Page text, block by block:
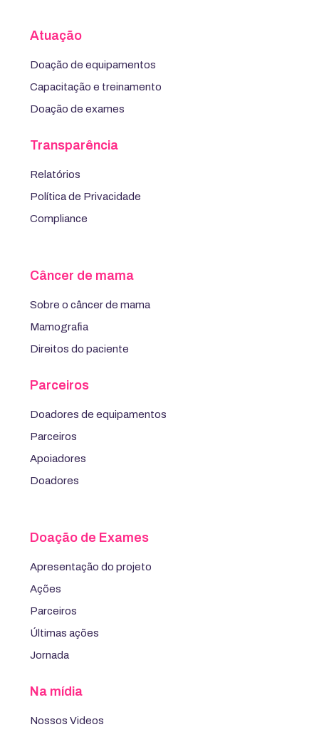
Atuação
Doação de equipamentos
Capacitação e treinamento
Doação de exames
Transparência
Relatórios
Política de Privacidade
Compliance
Câncer de mama
Sobre o câncer de mama
Mamografia
Direitos do paciente
Parceiros
Doadores de equipamentos
Parceiros
Apoiadores
Doadores
Doação de Exames
Apresentação do projeto
Ações
Parceiros
Últimas ações
Jornada
Na mídia
Nossos Videos